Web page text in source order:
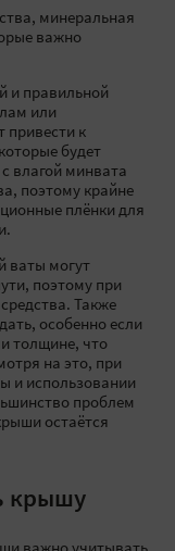
минеральная
важно
и правильной
или
привести к
будет
влагой минвата
поэтому крайне
плёнки для
ваты могут
поэтому при
Также
особенно если
толщине, что
на это, при
и использовании
проблем
остаётся
крышу